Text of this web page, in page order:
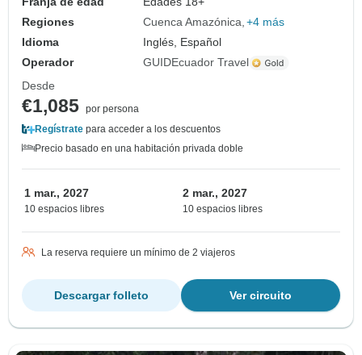
Regiones
Cuenca Amazónica +4 más
Idioma
Inglés, Español
Operador
GUIDEcuador Travel
Desde
€1,085 por persona
Regístrate para acceder a los descuentos
Precio basado en una habitación privada doble
1 mar., 2027
10 espacios libres
2 mar., 2027
10 espacios libres
La reserva requiere un mínimo de 2 viajeros
Ver circuito
Descargar folleto